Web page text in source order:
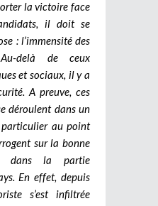
la victoire face
il doit se
: l’immensité des
delà de ceux
et sociaux, il y a
A preuve, ces
déroulent dans un
au point
sur la bonne
dans la partie
En effet, depuis
s’est infiltrée